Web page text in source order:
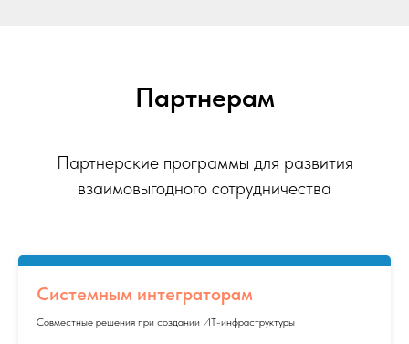
Партнерам
Партнерские программы для развития
взаимовыгодного сотрудничества
Системным интеграторам
Совместные решения при создании ИТ-инфраструктуры